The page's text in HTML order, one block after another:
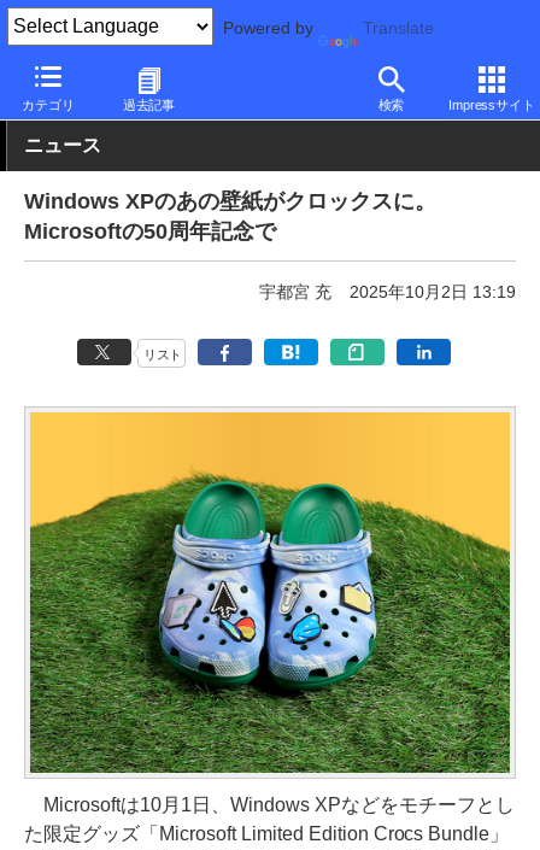
Powered by Translate
カテゴリ 過去記事 検索 Impressサイト
PC Watch ソフトウェア/アプリ その他
ニュース
Windows XPのあの壁紙がクロックスに。
Microsoftの50周年記念で
宇都宮 充 2025年10月2日 13:19
リスト
Microsoftは10月1日、Windows XPなどをモチーフとし
た限定グッズ「Microsoft Limited Edition Crocs Bundle」